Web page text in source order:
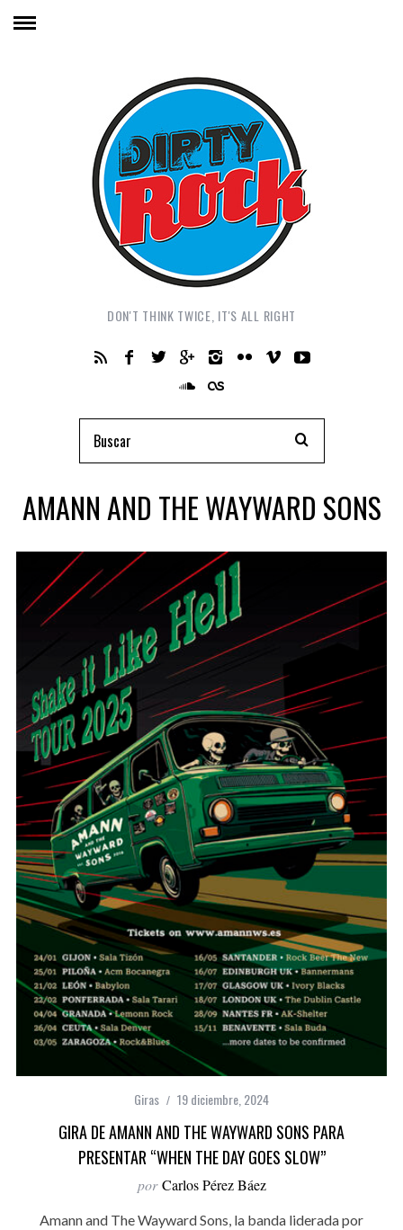
DON'T THINK TWICE, IT'S ALL RIGHT
AMANN AND THE WAYWARD SONS
Giras 19 diciembre, 2024
GIRA DE AMANN AND THE WAYWARD SONS PARA
PRESENTAR “WHEN THE DAY GOES SLOW”
por Carlos Pérez Báez
Amann and The Wayward Sons, la banda liderada por